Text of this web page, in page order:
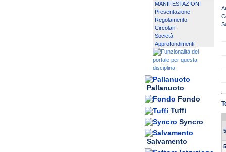
MANIFESTAZIONI
Presentazione
Regolamento
Circolari
Società
Approfondimenti
Pallanuoto
Fondo
Tuffi
Syncro
Salvamento